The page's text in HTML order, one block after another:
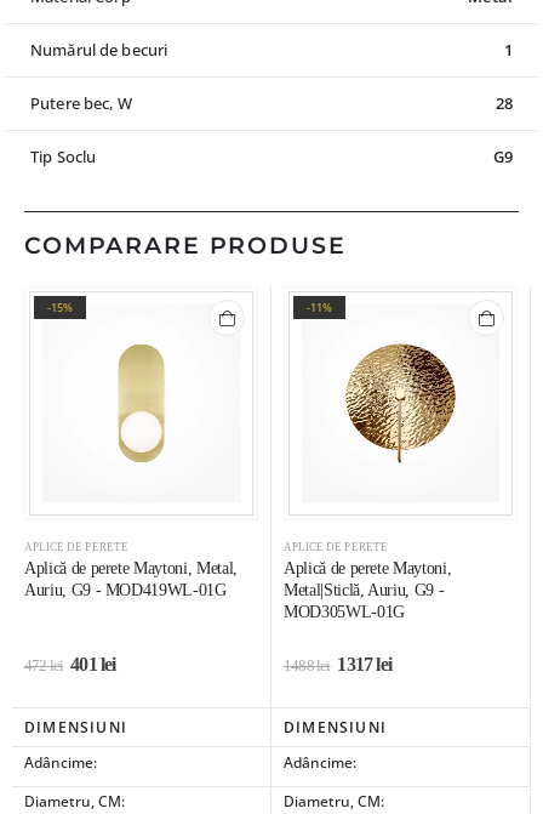
Numărul de becuri 1
Putere bec, W 28
Tip Soclu G9
COMPARARE PRODUSE
-15%
APLICE DE PERETE
Aplică de perete Maytoni, Metal,
Auriu, G9 - MOD419WL-01G
472lei 401lei
-11%
APLICE DE PERETE
Aplică de perete Maytoni,
Metal|Sticlă, Auriu, G9 -
MOD305WL-01G
1488lei 1317lei
DIMENSIUNI
DIMENSIUNI
Adâncime:
Adâncime:
Diametru, CM:
Diametru, CM: